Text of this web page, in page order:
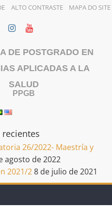
ALTO CONTRASTE MAPA DO SITE
DE POSTGRADO EN
APLICADAS A LA
SALUD
PPGB
26/2022- Maestría y
agosto de 2022
2021/28 de julio de 2021